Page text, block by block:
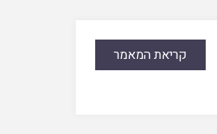
קריאת המאמר